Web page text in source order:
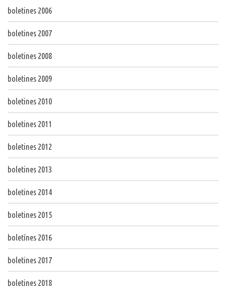
boletines 2006
boletines 2007
boletines 2008
boletines 2009
boletines 2010
boletines 2011
boletines 2012
boletines 2013
boletines 2014
boletines 2015
boletínes 2016
boletines 2017
boletines 2018